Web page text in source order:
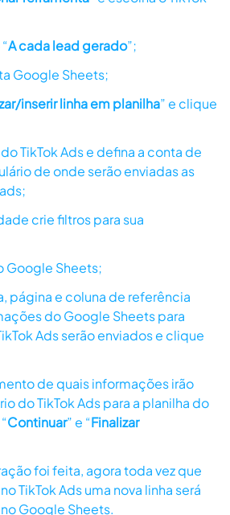
A cada lead gerado”;
Google Sheets;
inserir linha em planilha” e clique
TikTok Ads e defina a conta de
de onde serão enviadas as
crie filtros para sua
Google Sheets;
página e coluna de referência
do Google Sheets para
Ads serão enviados e clique
de quais informações irão
do TikTok Ads para a planilha do
Continuar” e “Finalizar
foi feita, agora toda vez que
TikTok Ads uma nova linha será
Google Sheets.